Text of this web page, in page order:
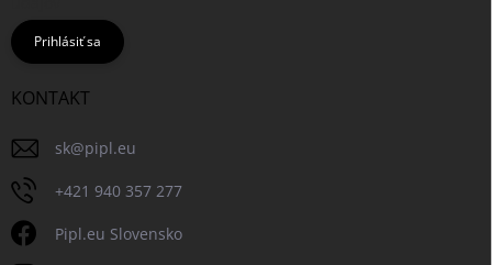
Prihlásiť sa
KONTAKT
sk@pipl.eu
+421 940 357 277
Pipl.eu Slovensko